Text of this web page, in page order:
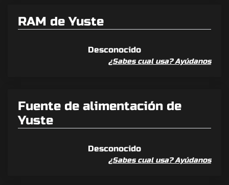
RAM de Yuste
Desconocido
¿Sabes cual usa? Ayúdanos
Fuente de alimentación de
Yuste
Desconocido
¿Sabes cual usa? Ayúdanos